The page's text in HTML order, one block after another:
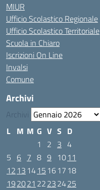
MIUR
Ufficio Scolastico Regionale
Ufficio Scolastico Territoriale
Scuola in Chiaro
Iscrizioni On Line
Invalsi
Comune
Archivi
Archivi
L M M G V S D
1
2 3 4
5 6 7 8 9 1011
12 13 1415 1617 18
192021 22232425